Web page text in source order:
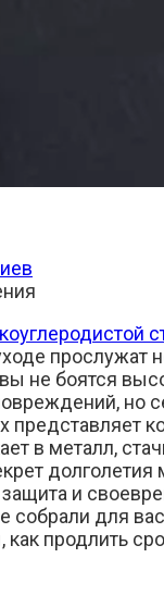
прослужат
не боятся
но
представляет
в металл,
долголетия
защита и
собрали для
как продлить